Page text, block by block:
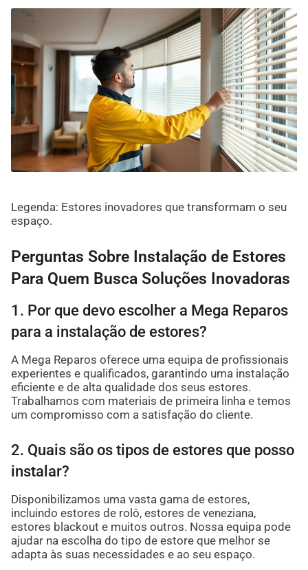
Legenda: Estores inovadores que transformam o seu
espaço.
Perguntas Sobre Instalação de Estores
Para Quem Busca Soluções Inovadoras
1. Por que devo escolher a Mega Reparos
para a instalação de estores?
A Mega Reparos oferece uma equipa de profissionais
experientes e qualificados, garantindo uma instalação
eficiente e de alta qualidade dos seus estores.
Trabalhamos com materiais de primeira linha e temos
um compromisso com a satisfação do cliente.
2. Quais são os tipos de estores que posso
instalar?
Disponibilizamos uma vasta gama de estores,
incluindo estores de rolô, estores de veneziana,
estores blackout e muitos outros. Nossa equipa pode
ajudar na escolha do tipo de estore que melhor se
adapta às suas necessidades e ao seu espaço.